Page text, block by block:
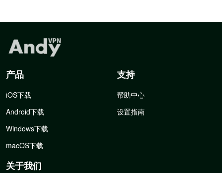
产品
iOS下载
Android下载
Windows下载
macOS下载
支持
帮助中心
设置指南
关于我们